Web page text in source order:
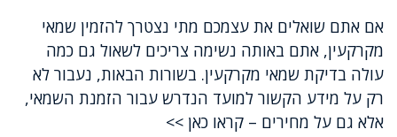
אם אתם שואלים את עצמכם מתי נצטרך להזמין שמאי
מקרקעין, אתם באותה נשימה צריכים לשאול גם כמה
עולה בדיקת שמאי מקרקעין. בשורות הבאות, נעבור לא
רק על מידע הקשור למועד הנדרש עבור הזמנת השמאי,
אלא גם על מחירים – קראו כאן >>